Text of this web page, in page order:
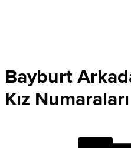
Bayburt
Kız Numaraları